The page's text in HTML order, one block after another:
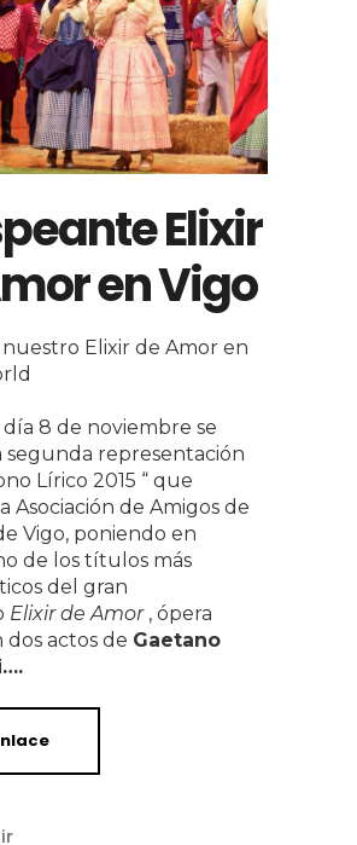
Elixir
en Vigo
Elixir de Amor en
día 8 de noviembre se
segunda representación
Lírico 2015 “ que
Asociación de Amigos de
Vigo, poniendo en
de los títulos más
del gran
Elixir de Amor, ópera
dos actos de Gaetano